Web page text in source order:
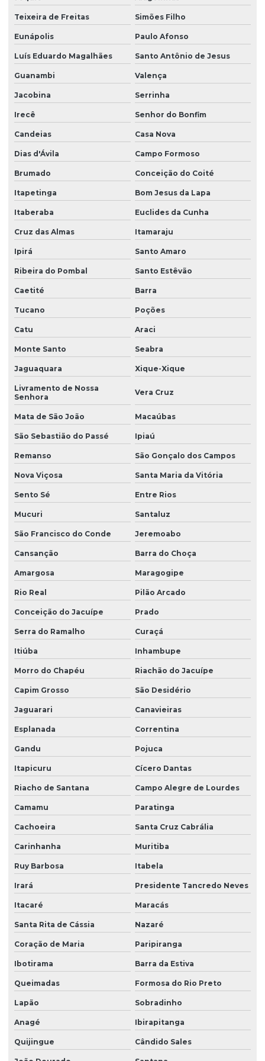
Empresa de educação ambiental em vitória da conquista
Empresa especializada em consultoria ambiental
Empresa de estudos ambientais
Empresa de estudos meio ambiente
Empresa de georreferenciamento
Empresa de georreferenciamento na bahia
Empresa de georreferenciamento em vitória da conquista
Empresa de inventário florestal em vitória da conquista
Empresa de licenciamento ambiental
Empresa de monitoramento ambiental na bahia
Empresa de monitoramento ambiental após licença
Empresa de outorga
Empresa de outorga na bahia
Empresa de outorga em vitória da conquista
Empresa prestadora de serviços ambientais
Empresa de projetos socioambientais
Empresa que faz acompanhamento de condicionantes ambientais
Empresa que faz acompanhamento técnico de licenças
ambientais
Empresa que faz monitoramento ambiental após licença
Empresa de recuperação de áreas degradadas
Empresa de recuperação de áreas degradadas na bahia
Empresas de consultoria em meio ambiente
Empresas de georreferenciamento de imóveis rurais
Empresas de inventário florestal
Empresas de inventário florestal na bahia
Empresas de mapeamento ambiental
Estudo ambiental prad
Estudo ambiental simplificado
Estudo de impacto ambiental na bahia
Estudo de impacto de vizinhança eiv
Estudo de viabilidade ambiental
Estudo de viabilidade ambiental na bahia
Estudo de viabilidade ambiental em vitória da conquista
Estudos ambientais
Georreferenciamento na agricultura
Georreferenciamento por drone
Georreferenciamento por drone na bahia
Georreferenciamento por drone em vitória da conquista
Georreferenciamento de imóveis
Georreferenciamento de imóveis rurais
Georreferenciamento de imóveis rurais com drone
Georreferenciamento incra drone
Georreferenciamento no registro de imóveis
Georreferenciamento de propriedades rurais
Teixeira de Freitas Simões Filho
Eunápolis Paulo Afonso
Luís Eduardo Magalhães Santo Antônio de Jesus
Guanambi Valença
Jacobina Serrinha
Irecê Senhor do Bonfim
Candeias Casa Nova
Dias d'Ávila Campo Formoso
Brumado Conceição do Coité
Itapetinga Bom Jesus da Lapa
Itaberaba Euclides da Cunha
Cruz das Almas Itamaraju
Ipirá Santo Amaro
Ribeira do Pombal Santo Estêvão
Caetité Barra
Tucano Poções
Catu Araci
Monte Santo Seabra
Jaguaquara Xique-Xique
Livramento de Nossa
Senhora
Vera Cruz
Mata de São João Macaúbas
São Sebastião do Passé Ipiaú
Remanso São Gonçalo dos Campos
Nova Viçosa Santa Maria da Vitória
Sento Sé Entre Rios
Mucuri Santaluz
São Francisco do Conde Jeremoabo
Cansanção Barra do Choça
Amargosa Maragogipe
Rio Real Pilão Arcado
Conceição do Jacuípe Prado
Serra do Ramalho Curaçá
Itiúba Inhambupe
Morro do Chapéu Riachão do Jacuípe
Capim Grosso São Desidério
Jaguarari Canavieiras
Esplanada Correntina
Gandu Pojuca
Itapicuru Cícero Dantas
Riacho de Santana Campo Alegre de Lourdes
Camamu Paratinga
Cachoeira Santa Cruz Cabrália
Carinhanha Muritiba
Ruy Barbosa Itabela
Irará Presidente Tancredo Neves
Itacaré Maracás
Santa Rita de Cássia Nazaré
Coração de Maria Paripiranga
Ibotirama Barra da Estiva
Queimadas Formosa do Rio Preto
Lapão Sobradinho
Anagé Ibirapitanga
Quijingue Cândido Sales